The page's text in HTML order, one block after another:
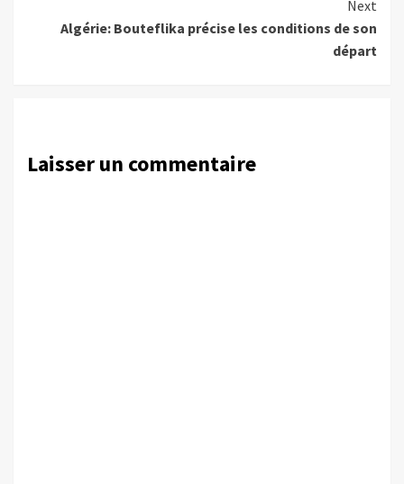
Next
Algérie: Bouteflika précise les conditions de son
départ
Laisser un commentaire